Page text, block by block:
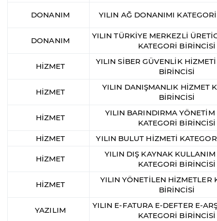
DONANIM YILIN AĞ DONANIMI
DONANIM
YILIN TÜRKİYE MERKEZLİ
KATEGORİ BİRİNCİSİ
HİZMET
YILIN SİBER GÜVENLİK
BİRİNCİSİ
HİZMET
YILIN DANIŞMANLIK HİZMET
BİRİNCİSİ
HİZMET
YILIN BARINDIRMA
KATEGORİ BİRİNCİSİ
HİZMET
YILIN BULUT HİZMETİ
HİZMET
YILIN DIŞ KAYNAK
KATEGORİ BİRİNCİSİ
HİZMET
YILIN YÖNETİLEN HİZMETLER
BİRİNCİSİ
YAZILIM
YILIN E-FATURA E-DEFTER E-
KATEGORİ BİRİNCİSİ